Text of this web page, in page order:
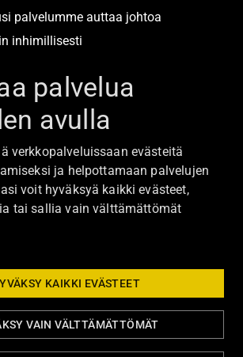
palvelumme auttaa johtoa
inhimillisesti
toimistolle
Eettiset ohjeet
palvelua
avulla
verkkopalveluissaan evästeitä
ja helpottamaan palvelujen
voit hyväksyä kaikki evästeet,
tai sallia vain välttämättömät
KAIKKI EVÄSTEET
VAIN VÄLTTÄMÄTTÖMÄT